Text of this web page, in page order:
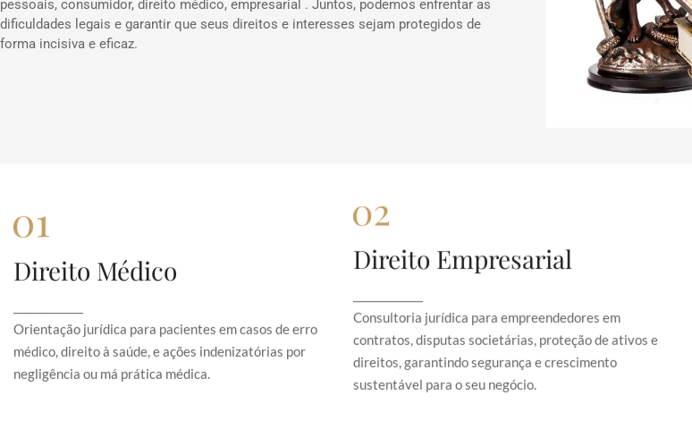
pessoais, consumidor, direito médico, empresarial . Juntos, podemos enfrentar as
dificuldades legais e garantir que seus direitos e interesses sejam protegidos de
forma incisiva e eficaz.
Direito Médico
Orientação jurídica para pacientes em casos de erro
médico, direito à saúde, e ações indenizatórias por
negligência ou má prática médica.
Direito Médico
erro médico, direito à saúde, e ações
indenizatórias por negligência ou má prática
médica.
Direito Empresarial
Consultoria jurídica para empreendedores em
contratos, disputas societárias, proteção de ativos e
direitos, garantindo segurança e crescimento
sustentável para o seu negócio.
Direito Empresarial
contratos, disputas societárias, proteção de
ativos e direitos, garantindo segurança e
crescimento sustentável para o seu negócio.